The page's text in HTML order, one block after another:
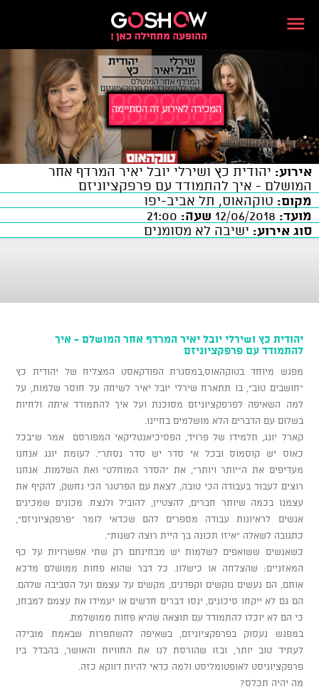
אירוע: יהודית כץ ושירלי יובל יאיר המרדף אחר
המושלם - איך להתמודד עם פרפקציוניזם
מקום: טוקהאוס, תל אביב-יפו
מועד:
שעה:
סוג אירוע: ישיבה לא מסומנים
יהודית כץ ושירלי יובל יאיר המרדף אחר המושלם - איך
להתמודד עם פרפקציוניזם
מפגש מיוחד בטוקהאוס,במסגרת הפודקאסט המצליח של יהודית כץ
"חושבים טוב", בו תתארח שירלי יובל יאיר לשיחה על חוסר שלמות, על
למה השאיפה לפרפקציוניזם מסוכנת ועל איך להתמודד איתה ולחיות
בשלום עם הדברים הלא מושלמים בחיינו.
קארל יונג, תלמידו של פרויד, הפסיכיאנטליקאי המפורסם אמר ש"בכל
כאוס יש קוסמוס ובכל אי סדר יש סדר נסתר". לעומת יונג אנחנו
מעדיפים את ה"יותר ויותר", את "הסדר המוחלט" ואת השלמות. אנחנו
רוצים לעבוד בעבודה הכי טובה, לצאת עם הפרטנר הכי נחשק, להקיף את
עצמנו בכמה שיותר חברים, להצטיין, להוביל ולנצח. מכונים שמכינים
אנשים לראיונות עבודה מספרים להם שכדאי לומר "פרפקציוניזם",
כתגובה לשאלה "איזו תכונה בך היית רוצה לשנות".
כשאנשים ששואפים לשלמות יש מבחינתם רק שתי אפשרויות על כף
המאזניים: שהצלחה או כישלון. כל דבר שהוא פחות ממושלם מדכא
אותם, הם נעשים נוקשים וקפדנים, מקשים על עצמם ועל הסביבה שלהם.
הם גם לא ייקחו סיכונים, ינסו דברים חדשים או יעמידו את עצמם למבחן,
כי הם לא יוכלו להתמודד עם תוצאה שהיא פחות ממושלמת.
במפגש נעסוק בפרפקציוניזם, בשאיפה להשתפרות שבאמת מובילה
לעתיד טוב יותר, ובזו שהורסת לנו את החוויות והאושר, בהבדל בין
פרפקציוניסט לאופטומליסט ולמה כדאי להיות דווקא כזה.
מה יהיה תכלס?